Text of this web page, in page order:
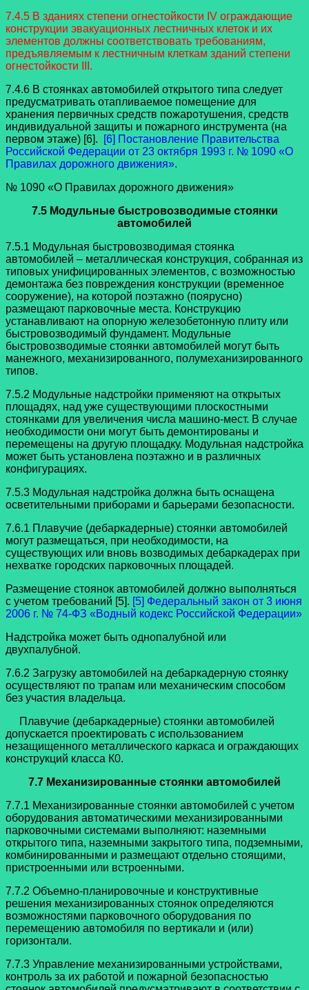
7.4.5 В зданиях степени огнестойкости IV ограждающие
конструкции эвакуационных лестничных клеток и их
элементов должны соответствовать требованиям,
предъявляемым к лестничным клеткам зданий степени
огнестойкости III.
7.4.6 В стоянках автомобилей открытого типа следует
предусматривать отапливаемое помещение для
хранения первичных средств пожаротушения, средств
индивидуальной защиты и пожарного инструмента (на
первом этаже) [6].
[6] Постановление Правительства
Российской Федерации от 23 октября 1993 г. № 1090 «О
Правилах дорожного движения».
№ 1090 «О Правилах дорожного движения»
7.5 Модульные быстровозводимые стоянки
автомобилей
7.5.1 Модульная быстровозводимая стоянка
автомобилей – металлическая конструкция, собранная из
типовых унифицированных элементов, с возможностью
демонтажа без повреждения конструкции (временное
сооружение), на которой поэтажно (поярусно)
размещают парковочные места. Конструкцию
устанавливают на опорную железобетонную плиту или
быстровозводимый фундамент. Модульные
быстровозводимые стоянки автомобилей могут быть
манежного, механизированного, полумеханизированного
типов.
7.5.2 Модульные надстройки применяют на открытых
площадях, над уже существующими плоскостными
стоянками для увеличения числа машино-мест. В случае
необходимости они могут быть демонтированы и
перемещены на другую площадку. Модульная надстройка
может быть установлена поэтажно и в различных
конфигурациях.
7.5.3 Модульная надстройка должна быть оснащена
осветительными приборами и барьерами безопасности.
7.6.1 Плавучие (дебаркадерные) стоянки автомобилей
могут размещаться, при необходимости, на
существующих или вновь возводимых дебаркадерах при
нехватке городских парковочных площадей.
Размещение стоянок автомобилей должно выполняться
с учетом требований [5]. [5] Федеральный закон от 3 июня
2006 г. № 74-ФЗ «Водный кодекс Российской Федерации»
Надстройка может быть однопалубной или
двухпалубной.
7.6.2 Загрузку автомобилей на дебаркадерную стоянку
осуществляют по трапам или механическим способом
без участия владельца.
Плавучие (дебаркадерные) стоянки автомобилей
допускается проектировать с использованием
незащищенного металлического каркаса и ограждающих
конструкций класса К0.
7.7 Механизированные стоянки автомобилей
7.7.1 Механизированные стоянки автомобилей с учетом
оборудования автоматическими механизированными
парковочными системами выполняют: наземными
открытого типа, наземными закрытого типа, подземными,
комбинированными и размещают отдельно стоящими,
пристроенными или встроенными.
7.7.2 Объемно-планировочные и конструктивные
решения механизированных стоянок определяются
возможностями парковочного оборудования по
перемещению автомобиля по вертикали и (или)
горизонтали.
7.7.3 Управление механизированными устройствами,
контроль за их работой и пожарной безопасностью